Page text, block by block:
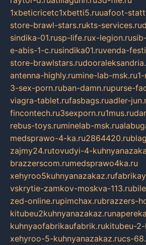
1xbeticricetc1xbetti5.ruuafoot-
store-brawl-stars.rukts-services.ru
sindika-01.rusp-life.rux-legion.ru
e-abis-1-c.rusindika01.ruvenda-
store-brawlstars.ru
antenna-highly.rumine-lab-msk.ru
3-sex-porn.ruban-damn.rupurse-
viagra-tablet.rufasbags.ruadler-
fincontech.ru3sexporn.ru1mus.ru
rebus-toys.ruminelab-msk.ru
medsprawo-4-ka.ru2864420.ru
zajmy24.rutovudyi-4-
brazzerscom.rumedsprawo4ka.ru
xehyroo5kuhnyanazakaz.ru
vskrytie-zamkov-moskva-113.ru
zed-online.rupimchax.rubrazzers-
kitubeu2kuhnyanazakaz.ru
kuhnyaofabrikaufabrik.rukitubeu-
xehyroo-5-kuhnyanazakaz.rucs-